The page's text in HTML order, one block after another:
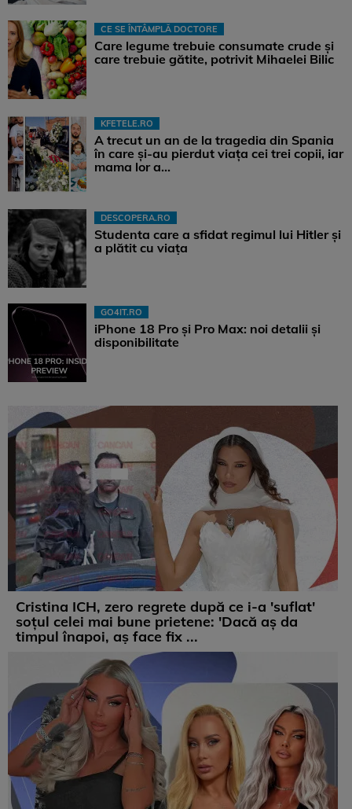
CE SE ÎNTÂMPLĂ DOCTORE
Care legume trebuie consumate crude și
care trebuie gătite, potrivit Mihaelei Bilic
KFETELE.RO
A trecut un an de la tragedia din Spania
în care și-au pierdut viața cei trei copii, iar
mama lor a…
DESCOPERA.RO
Studenta care a sfidat regimul lui Hitler și
a plătit cu viața
GO4IT.RO
iPhone 18 Pro și Pro Max: noi detalii și
disponibilitate
Cristina ICH, zero regrete după ce i-a 'suflat'
soțul celei mai bune prietene: 'Dacă aș da
timpul înapoi, aș face fix ...